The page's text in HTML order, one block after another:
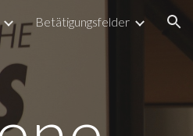
Betätigungsfelder